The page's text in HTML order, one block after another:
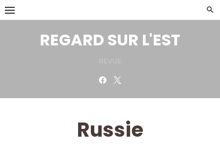
Skip
to
REGARD SUR L'EST
Facebook
Russie